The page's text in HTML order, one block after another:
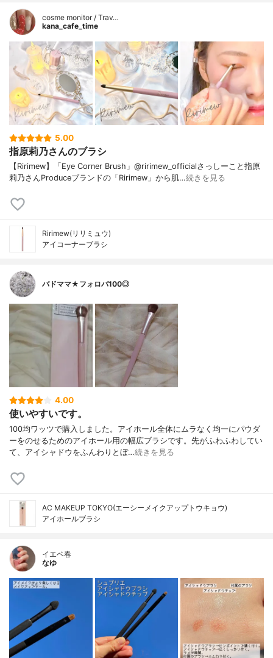
cosme monitor / Trav…
kana_cafe_time
5.00
指原莉乃さんのブラシ
【Ririmew】「Eye Corner Brush」@ririmew_officialさっしーこと指原
莉乃さんProduceブランドの「Ririmew」から肌…続きを見る
Ririmew(リリミュウ)
アイコーナーブラシ
バドママ★フォロバ100◎
4.00
使いやすいです。
100均ワッツで購入しました。アイホール全体にムラなく均一にパウダ
ーをのせるためのアイホール用の幅広ブラシです。先がふわふわしてい
て、アイシャドウをふんわりとぼ…続きを見る
AC MAKEUP TOKYO(エーシーメイクアップトウキョウ)
アイホールブラシ
イエベ春
なゆ